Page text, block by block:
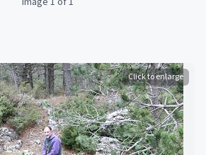
Click to enlarge